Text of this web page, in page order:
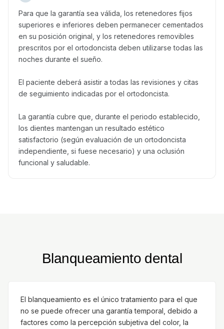
Para que la garantía sea válida, los retenedores fijos
superiores e inferiores deben permanecer cementados
en su posición original, y los retenedores removibles
prescritos por el ortodoncista deben utilizarse todas las
noches durante el sueño.
El paciente deberá asistir a todas las revisiones y citas
de seguimiento indicadas por el ortodoncista.
La garantía cubre que, durante el periodo establecido,
los dientes mantengan un resultado estético
satisfactorio (según evaluación de un ortodoncista
independiente, si fuese necesario) y una oclusión
funcional y saludable.
Blanqueamiento dental
El blanqueamiento es el único tratamiento para el que
no se puede ofrecer una garantía temporal, debido a
factores como la percepción subjetiva del color, la